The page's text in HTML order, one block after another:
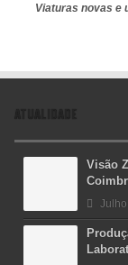
Viaturas novas e
ATUALIDADE
Visão